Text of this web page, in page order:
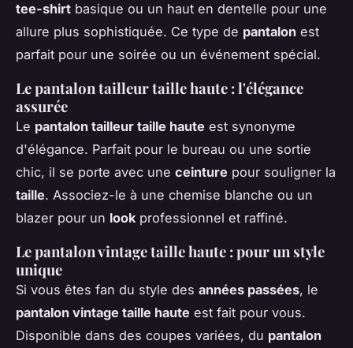
tee-shirt basique ou un haut en dentelle pour une
allure plus sophistiquée. Ce type de pantalon est
parfait pour une soirée ou un événement spécial.
Le pantalon tailleur taille haute : l'élégance
assurée
Le pantalon tailleur taille haute est synonyme
d'élégance. Parfait pour le bureau ou une sortie
chic, il se porte avec une ceinture pour souligner la
taille. Associez-le à une chemise blanche ou un
blazer pour un look professionnel et raffiné.
Le pantalon vintage taille haute : pour un style
unique
Si vous êtes fan du style des années passées, le
pantalon vintage taille haute est fait pour vous.
Disponible dans des coupes variées, du pantalon